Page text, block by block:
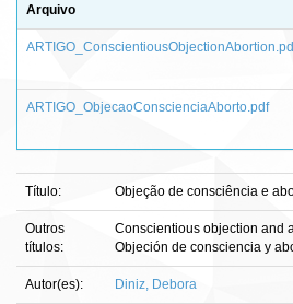
Arquivo
ARTIGO_ObjecaoConscienciaAborto.pdf
Título: Objeção de consciência e
Outros
títulos:
Conscientious objection and
Objeción de consciencia y
Autor(es): Diniz, Debora